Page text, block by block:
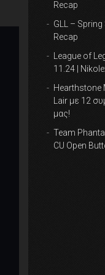
Recap
GLL – Spring
Recap
League of
11.24 |
Hearthstone
Lair με 12
μας!
Team
CU Open